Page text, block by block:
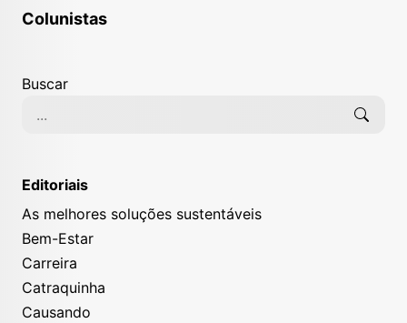
Colunistas
Buscar
Editoriais
As melhores soluções sustentáveis
Bem-Estar
Carreira
Catraquinha
Causando